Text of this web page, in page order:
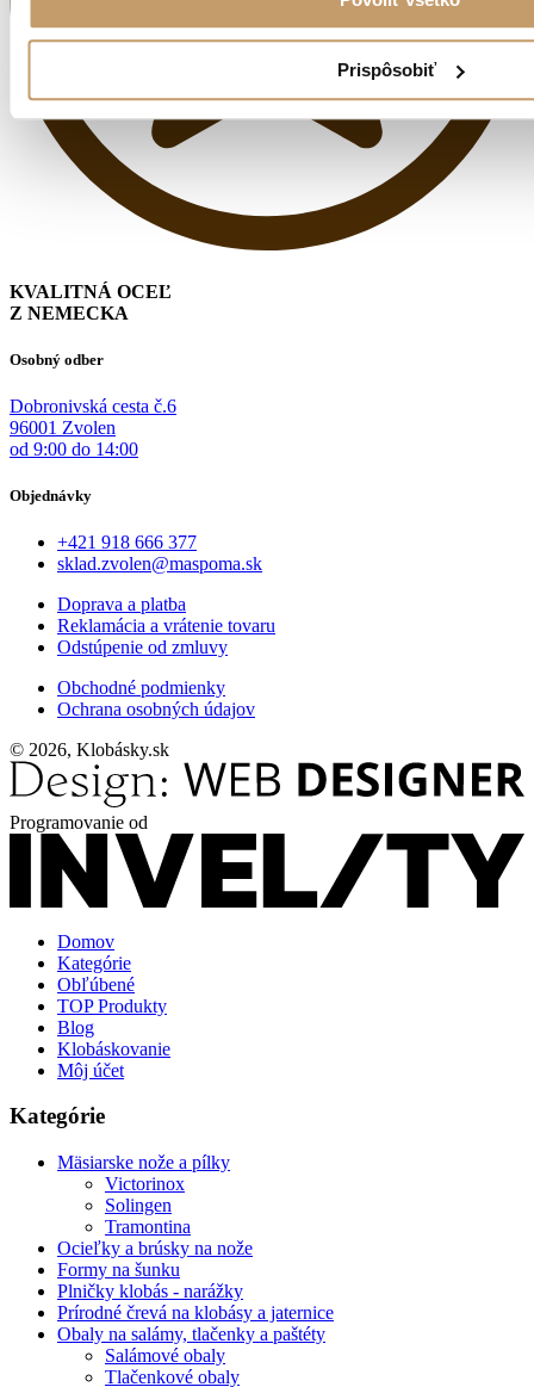
Prispôsobiť
KVALITNÁ OCEĽ
Z NEMECKA
Osobný odber
Dobronivská cesta č.6
96001 Zvolen
od 9:00 do 14:00
Objednávky
+421 918 666 377
sklad.zvolen@maspoma.sk
Doprava a platba
Reklamácia a vrátenie tovaru
Odstúpenie od zmluvy
Obchodné podmienky
Ochrana osobných údajov
© 2026, Klobásky.sk
Programovanie od
Domov
Kategórie
Obľúbené
TOP Produkty
Blog
Klobáskovanie
Môj účet
Kategórie
Mäsiarske nože a pílky
Victorinox
Solingen
Tramontina
Ocieľky a brúsky na nože
Formy na šunku
Plničky klobás - narážky
Prírodné črevá na klobásy a jaternice
Obaly na salámy, tlačenky a paštéty
Salámové obaly
Tlačenkové obaly